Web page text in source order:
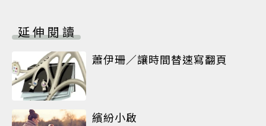
延伸閱讀
蕭伊珊／讓時間替速寫翻頁
繽紛小啟